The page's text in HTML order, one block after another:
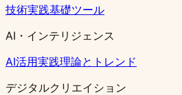
技術実践基礎ツール
AI・インテリジェンス
AI活用実践理論とトレンド
デジタルクリエイション